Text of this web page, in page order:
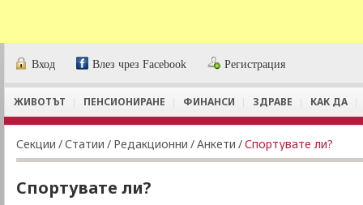
Вход Влез чрез Facebook Регистрация
ЖИВОТЪТ ПЕНСИОНИРАНЕ ФИНАНСИ ЗДРАВЕ КАК ДА
Секции /Статии / Редакционни /Анкети /Спортувате ли?
Спортувате ли?